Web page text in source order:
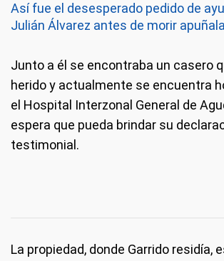
Así fue el desesperado pedido de
Julián Álvarez antes de morir
Junto a él se encontraba un casero
herido y actualmente se encuentra
el Hospital Interzonal General de
espera que pueda brindar su
testimonial.
La propiedad, donde Garrido residía,